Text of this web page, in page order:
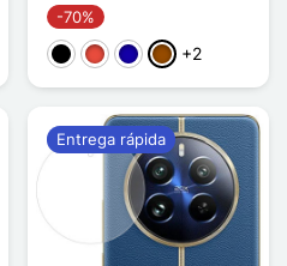
-70%
NegroRojoAzul oscuro
Marrón
+2
Entrega rápida